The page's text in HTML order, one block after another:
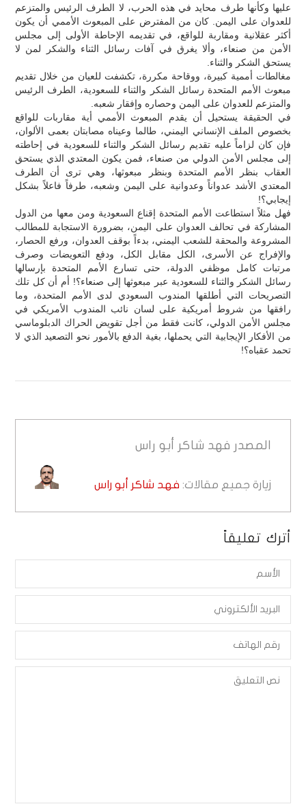
عليها وكأنها طرف محايد في هذه الحرب، لا الطرف الرئيس والمتزعم
للعدوان على اليمن. كان من المفترض على المبعوث الأممي أن يكون
أكثر عقلانية ومقاربة للواقع، في تقديمه الإحاطة الأولى إلى مجلس
الأمن من صنعاء، وألا يغرق في آفات رسائل الثناء والشكر لمن لا
يستحق الشكر والثناء.
مغالطات أممية كبيرة، ووقاحة مكررة، تكشفت للعيان من خلال تقديم
مبعوث الأمم المتحدة رسائل الشكر والثناء للسعودية، الطرف الرئيس
والمتزعم للعدوان على اليمن وحصاره وإفقار شعبه.
في الحقيقة يستحيل أن يقدم المبعوث الأممي أية مقاربات للواقع
بخصوص الملف الإنساني اليمني، طالما وعيناه مصابتان بعمى الألوان،
فإن كان لزاماً عليه تقديم رسائل الشكر والثناء للسعودية في إحاطته
إلى مجلس الأمن الدولي من صنعاء، فمن يكون المعتدي الذي يستحق
العقاب بنظر الأمم المتحدة وبنظر مبعوثها، وهي ترى أن الطرف
المعتدي الأشد عدواناً وعدوانية على اليمن وشعبه، طرفاً فاعلاً بشكل
إيجابي؟!
فهل مثلاً استطاعت الأمم المتحدة إقناع السعودية ومن معها من الدول
المشاركة في تحالف العدوان على اليمن، بضرورة الاستجابة للمطالب
المشروعة والمحقة للشعب اليمني، بدءاً بوقف العدوان، ورفع الحصار،
والإفراج عن الأسرى، الكل مقابل الكل، ودفع التعويضات وصرف
مرتبات كامل موظفي الدولة، حتى تسارع الأمم المتحدة بإرسالها
رسائل الشكر والثناء للسعودية عبر مبعوثها إلى صنعاء؟! أم أن كل تلك
التصريحات التي أطلقها المندوب السعودي لدى الأمم المتحدة، وما
رافقها من شروط أمريكية على لسان نائب المندوب الأمريكي في
مجلس الأمن الدولي، كانت فقط من أجل تقويض الحراك الدبلوماسي
من الأفكار الإيجابية التي يحملها، بغية الدفع بالأمور نحو التصعيد الذي لا
تحمد عقباه؟!
المصدر فهد شاكر أبو راس
زيارة جميع مقالات: فهد شاكر أبو راس
أترك تعليقاً